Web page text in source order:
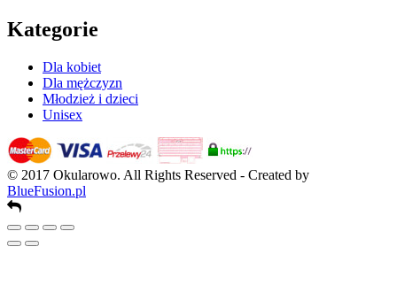
Kategorie
Dla kobiet
Dla mężczyzn
Młodzież i dzieci
Unisex
© 2017 Okularowo. All Rights Reserved - Created by
BlueFusion.pl